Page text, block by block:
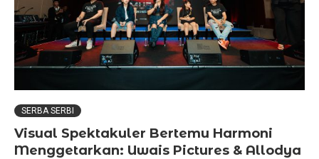
SERBA SERBI
Visual Spektakuler Bertemu Harmoni
Menggetarkan: Uwais Pictures & Allodya